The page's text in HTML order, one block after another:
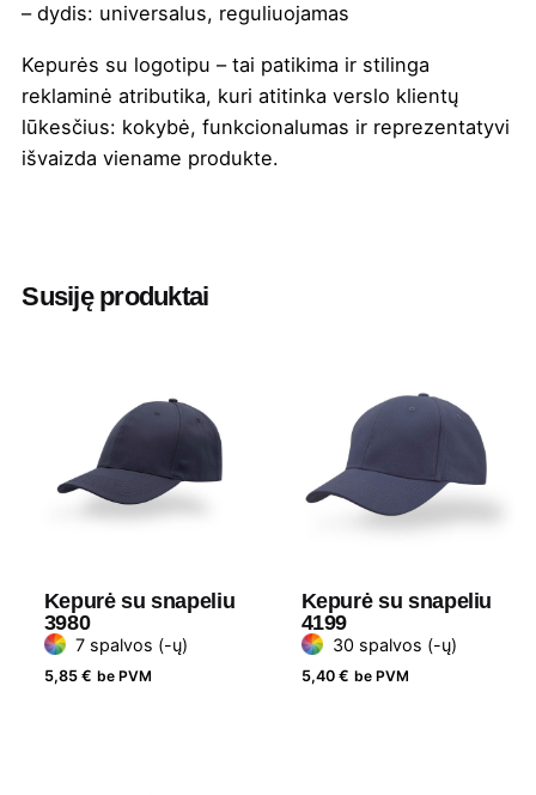
– dydis: universalus, reguliuojamas
Kepurės su logotipu – tai patikima ir stilinga
reklaminė atributika, kuri atitinka verslo klientų
lūkesčius: kokybė, funkcionalumas ir reprezentatyvi
išvaizda viename produkte.
Minimalus užsakomas
Universalus, reguliuojamas
Medžiaga 100 % Ottoman Twill
Prekės ženklas Headwear
Susiję produktai
Kepurė su snapeliu
3980
7 spalvos (-ų)
5,85 € be PVM
Kepurė su snapeliu
4199
30 spalvos (-ų)
5,40 € be PVM